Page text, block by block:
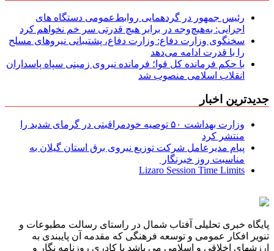
رئیس جمهور در گردهمایی روابط‌عمومی دستگاه های
اجرایی: به‌هیچ‌وجه در برابر هیچ قدرتی سر خم نخواهم کرد
سخنگوی وزارت دفاع: وزارت دفاع، پشتیبانی نیرو‌های مسلح
را با قدرت ادامه می‌دهد
با حکم فرمانده کل قوا؛ فرمانده نیروی زمینی سپاه پاسداران
انقلاب اسلامی منصوب شد
جدیدترین اخبار
وزارت بهداشت ۵۰ توصیه خودمراقبتی در گرمای شدید را
منتشر کرد
پیام مدیرعامل شركت توزیع نیروی برق استان گیلان به
مناسبت روز خبرنگار ‌
Lizaro Session Time Limits
پایگاه خبری تحلیلی آفتاب شمال در راستای رسالت مطبوعات و
تنویر افکار عمومی و توسعه فرهنگی که مقدمه آن پایبندی به
ارزشهای اخلاقی و اسلامی می باشد با کادری روزنامه نگار و